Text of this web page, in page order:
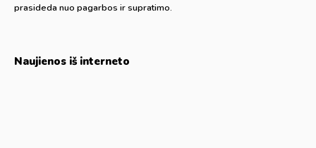
prasideda nuo pagarbos ir supratimo.
Naujienos iš interneto